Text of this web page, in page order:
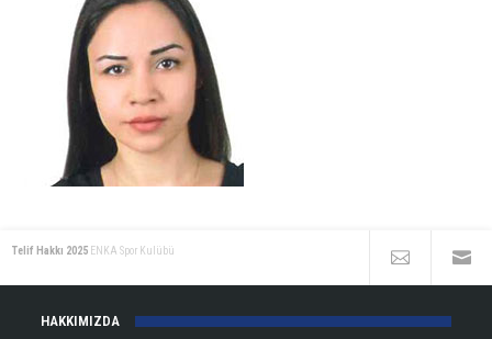
Telif Hakkı 2025 ENKA Spor Kulübü
HAKKIMIZDA